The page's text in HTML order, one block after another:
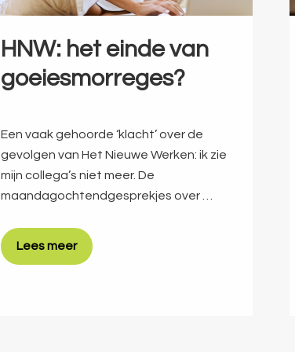
HNW: het einde van
goeiesmorreges?
Een vaak gehoorde ‘klacht’ over de
gevolgen van Het Nieuwe Werken: ik zie
mijn collega’s niet meer. De
maandagochtendgesprekjes over …
Lees meer